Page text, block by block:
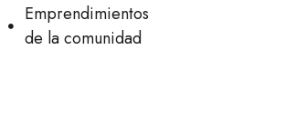
Emprendimientos
de la comunidad